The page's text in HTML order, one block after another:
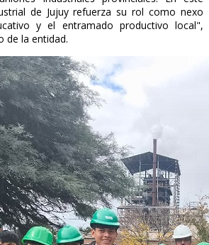
de Jujuy refuerza su rol como nexo
y el entramado productivo local",
de la entidad.